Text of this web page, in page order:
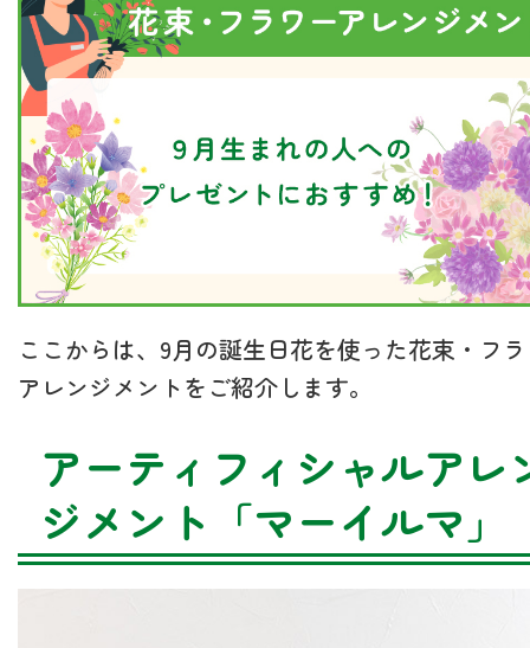
ここからは、9月の誕生日花を使った花束・フ
アレンジメントをご紹介します。
アーティフィシャルアレ
ジメント「マーイルマ」